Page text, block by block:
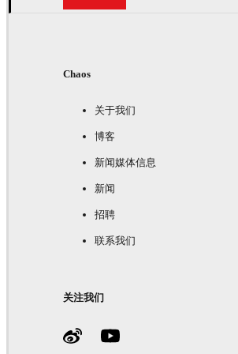
Chaos
关于我们
博客
新闻媒体信息
新闻
招聘
联系我们
关注我们